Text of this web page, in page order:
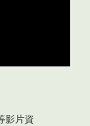
影片資